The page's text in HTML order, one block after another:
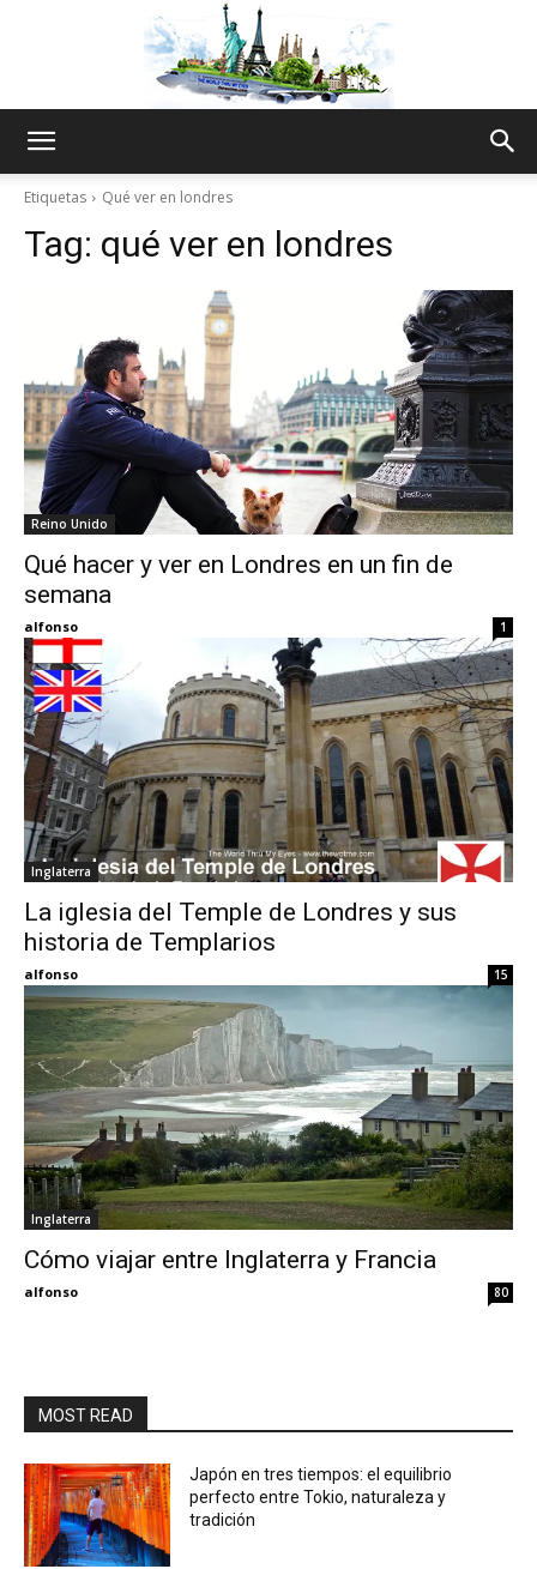
Thru
My
Etiquetas Qué ver en londres
Tag: qué ver en londres
Reino Unido
Qué hacer y ver en Londres en un fin de
semana
alfonso 1
Inglaterra
La iglesia del Temple de Londres y sus
historia de Templarios
alfonso 15
Inglaterra
Cómo viajar entre Inglaterra y Francia
alfonso 80
MOST READ
Japón en tres tiempos: el equilibrio
perfecto entre Tokio, naturaleza y
tradición